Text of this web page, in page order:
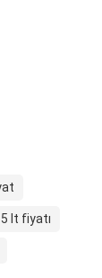
lt fiyatı